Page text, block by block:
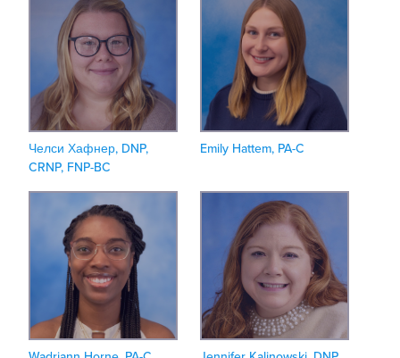
Челси Хафнер, DNP,
CRNP, FNP-BC
Emily Hattem, PA-C